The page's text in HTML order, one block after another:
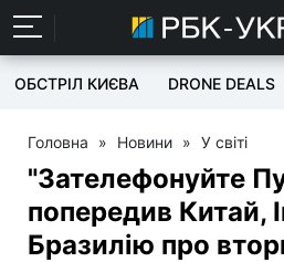
ОБСТРІЛ КИЄВА DRONE DEALS
Головна » Новини » У світі
"Зателефонуйте
попередив Китай,
Бразилію про